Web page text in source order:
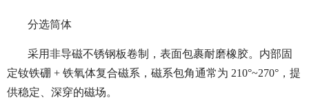
分选筒体
采用非导磁不锈钢板卷制，表面包裹耐磨橡胶。内部固
定钕铁硼 + 铁氧体复合磁系，磁系包角通常为 210°~270°，提
供稳定、深穿的磁场。